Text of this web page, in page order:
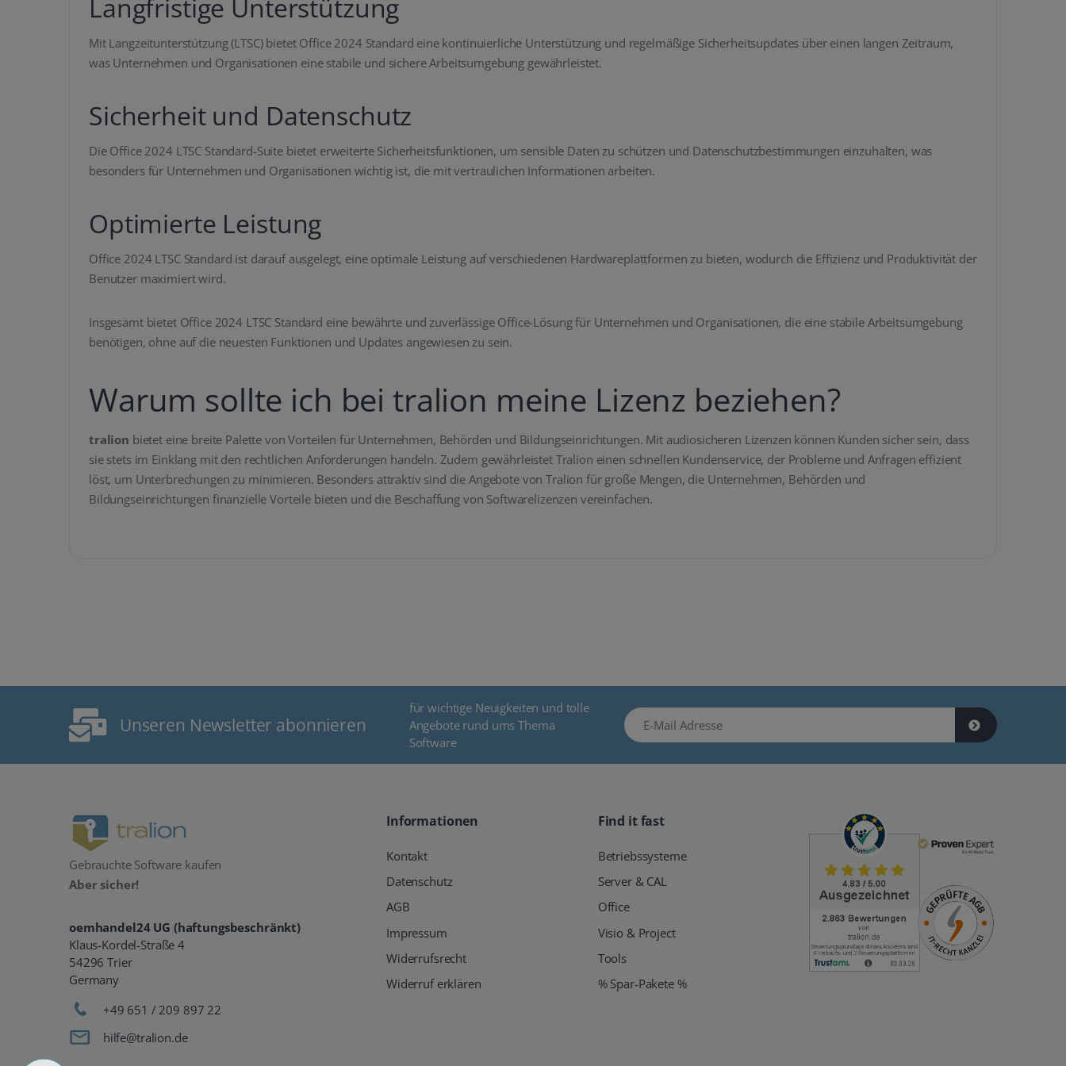
Langfristige Unterstützung
Mit Langzeitunterstützung (LTSC) bietet Office 2024 Standard eine kontinuierliche Unterstützung und regelmäßige Sicherheitsupdates über einen langen Zeitraum,
was Unternehmen und Organisationen eine stabile und sichere Arbeitsumgebung gewährleistet.
Sicherheit und Datenschutz
Die Office 2024 LTSC Standard-Suite bietet erweiterte Sicherheitsfunktionen, um sensible Daten zu schützen und Datenschutzbestimmungen einzuhalten, was
besonders für Unternehmen und Organisationen wichtig ist, die mit vertraulichen Informationen arbeiten.
Optimierte Leistung
Office 2024 LTSC Standard ist darauf ausgelegt, eine optimale Leistung auf verschiedenen Hardwareplattformen zu bieten, wodurch die Effizienz und Produktivität der
Benutzer maximiert wird.
Insgesamt bietet Office 2024 LTSC Standard eine bewährte und zuverlässige Office-Lösung für Unternehmen und Organisationen, die eine stabile Arbeitsumgebung
benötigen, ohne auf die neuesten Funktionen und Updates angewiesen zu sein.
Warum sollte ich bei tralion meine Lizenz beziehen?
tralion bietet eine breite Palette von Vorteilen für Unternehmen, Behörden und Bildungseinrichtungen. Mit audiosicheren Lizenzen können Kunden sicher sein, dass
sie stets im Einklang mit den rechtlichen Anforderungen handeln. Zudem gewährleistet Tralion einen schnellen Kundenservice, der Probleme und Anfragen effizient
löst, um Unterbrechungen zu minimieren. Besonders attraktiv sind die Angebote von Tralion für große Mengen, die Unternehmen, Behörden und
Bildungseinrichtungen finanzielle Vorteile bieten und die Beschaffung von Softwarelizenzen vereinfachen.
Unseren Newsletter abonnieren
für wichtige Neuigkeiten und tolle
Angebote rund ums Thema
Software
E-Mail Adresse
Gebrauchte Software kaufen
Aber sicher!
oemhandel24 UG (haftungsbeschränkt)
Klaus-Kordel-Straße 4
54296 Trier
Germany
+49 651 / 209 897 22
hilfe@tralion.de
Informationen
Kontakt
Datenschutz
AGB
Impressum
Widerrufsrecht
Widerruf erklären
Find it fast
Betriebssysteme
Server & CAL
Office
Visio & Project
Tools
% Spar-Pakete %